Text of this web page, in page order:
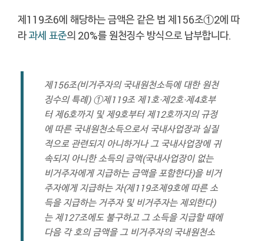
제119조6에 해당하는 금액은 같은 법 제156조①2에 따
라과세 표준의 20%를 원천징수 방식으로 납부합니다.
제156조(비거주자의 국내원천소득에 대한 원천
징수의 특례) ①제119조 제1호·제2호·제4호부
터 제6호까지 및 제9호부터 제12호까지의 규정
에 따른 국내원천소득으로서 국내사업장과 실질
적으로 관련되지 아니하거나 그 국내사업장에 귀
속되지 아니한 소득의 금액(국내사업장이 없는
비거주자에게 지급하는 금액을 포함한다)을 비거
주자에게 지급하는 자(제119조제9호에 따른 소
득을 지급하는 거주자 및 비거주자는 제외한다)
는 제127조에도 불구하고 그 소득을 지급할 때에
다음 각 호의 금액을 그 비거주자의 국내원천소